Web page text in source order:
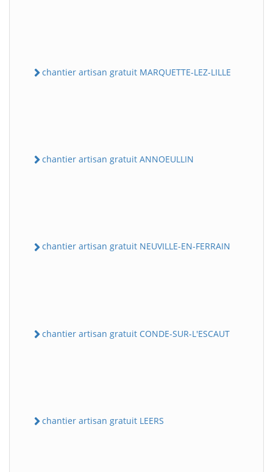
chantier artisan gratuit MARQUETTE-LEZ-LILLE
chantier artisan gratuit ANNOEULLIN
chantier artisan gratuit NEUVILLE-EN-FERRAIN
chantier artisan gratuit CONDE-SUR-L'ESCAUT
chantier artisan gratuit LEERS